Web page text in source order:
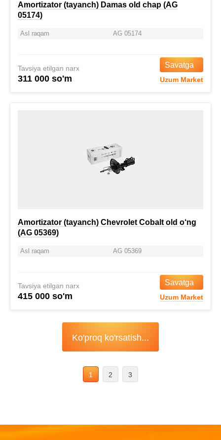
Amortizator (tayanch) Damas old chap (AG
05174)
Asl raqam AG 05174
Tavsiya etilgan narx
311 000 so'm
Savatga
Uzum Market
Amortizator (tayanch) Chevrolet Cobalt old o‘ng
(AG 05369)
Asl raqam AG 05369
Tavsiya etilgan narx
415 000 so'm
Savatga
Uzum Market
Ko'proq ko'rsatish...
1 2 3